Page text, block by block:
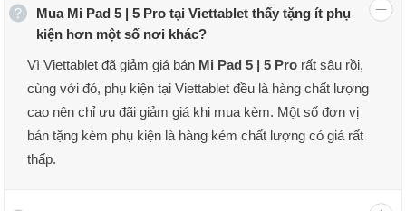
Mua Mi Pad 5 | 5 Pro tại Viettablet thấy tặng ít phụ
kiện hơn một số nơi khác?
Vì Viettablet đã giảm giá bán Mi Pad 5 | 5 Pro rất sâu rồi,
cùng với đó, phụ kiện tại Viettablet đều là hàng chất lượng
cao nên chỉ ưu đãi giảm giá khi mua kèm. Một số đơn vị
bán tặng kèm phụ kiện là hàng kém chất lượng có giá rất
thấp.